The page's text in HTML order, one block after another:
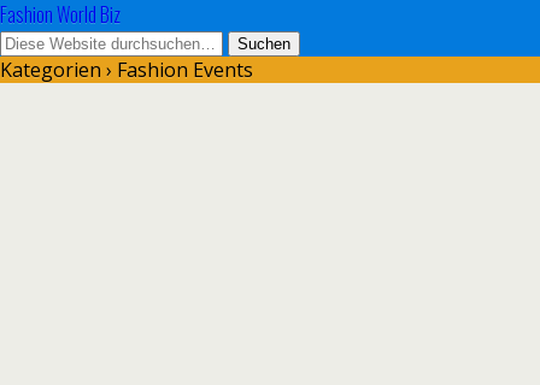
Fashion World Biz
Kategorien › Fashion Events